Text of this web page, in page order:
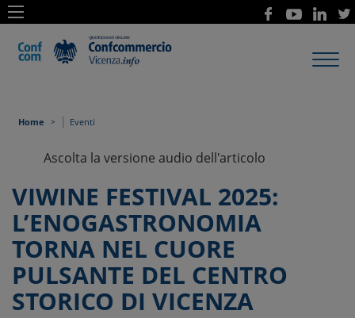
Home | Eventi
Ascolta la versione audio dell'articolo
VIWINE FESTIVAL 2025:
L’ENOGASTRONOMIA
TORNA NEL CUORE
PULSANTE DEL CENTRO
STORICO DI VICENZA